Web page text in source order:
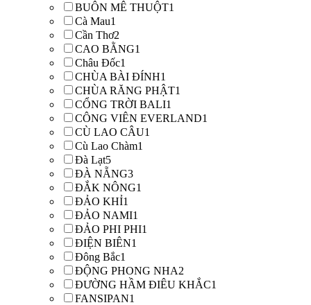
BUÔN MÊ THUỘT1
Cà Mau1
Cần Thơ2
CAO BẰNG1
Châu Đốc1
CHÙA BÀI ĐÍNH1
CHÙA RĂNG PHẬT1
CỔNG TRỜI BALI1
CÔNG VIÊN EVERLAND1
CÙ LAO CÂU1
Cù Lao Chàm1
Đà Lạt5
ĐÀ NẴNG3
ĐẮK NÔNG1
ĐẢO KHỈ1
ĐẢO NAMI1
ĐẢO PHI PHI1
ĐIỆN BIÊN1
Đông Bắc1
ĐỘNG PHONG NHA2
ĐƯỜNG HẦM ĐIÊU KHẮC1
FANSIPAN1